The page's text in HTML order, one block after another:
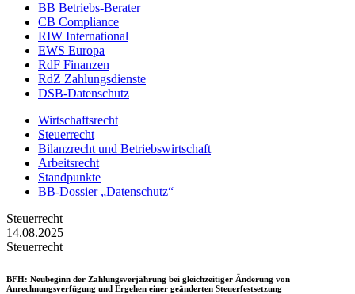
BB Betriebs-Berater
CB Compliance
RIW International
EWS Europa
RdF Finanzen
RdZ Zahlungsdienste
DSB-Datenschutz
Wirtschaftsrecht
Steuerrecht
Bilanzrecht und Betriebswirtschaft
Arbeitsrecht
Standpunkte
BB-Dossier „Datenschutz“
Steuerrecht
14.08.2025
Steuerrecht
BFH: Neubeginn der Zahlungsverjährung bei gleichzeitiger Änderung von
Anrechnungsverfügung und Ergehen einer geänderten Steuerfestsetzung